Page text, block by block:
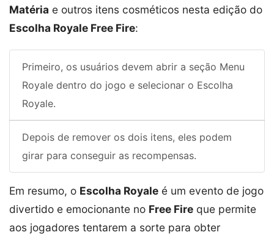
Matéria e outros itens cosméticos nesta edição do
Escolha Royale Free Fire:
Primeiro, os usuários devem abrir a seção Menu
Royale dentro do jogo e selecionar o Escolha
Royale.
Depois de remover os dois itens, eles podem
girar para conseguir as recompensas.
Em resumo, o Escolha Royale é um evento de jogo
divertido e emocionante no Free Fire que permite
aos jogadores tentarem a sorte para obter